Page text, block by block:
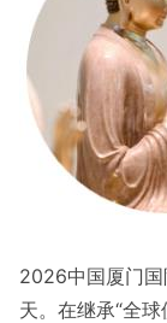
2026中国厦门
天。在继承“全